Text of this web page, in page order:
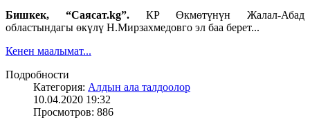
Бишкек, “Саясат.kg”.КР Өкмөтүнүн Жалал-Абад
областындагы өкүлү Н.Мирзахмедовго эл баа берет...
Кенен маалымат...
Подробности
Категория: Алдын ала талдоолор
10.04.2020 19:32
Просмотров: 886